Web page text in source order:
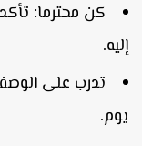
كن محترما:تأكد
تدرب على الوصف: